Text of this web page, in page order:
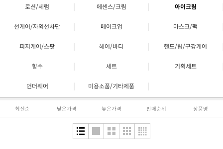
로션/세럼 에센스/크림 아이크림
선케어/자외선차단 메이크업 마스크/팩
피지케어/스팟 헤어/바디 핸드/립/구강케어
향수 세트 기획세트
언더웨어 미용소품/기타제품
최신순 낮은가격 높은가격 판매순위 상품명